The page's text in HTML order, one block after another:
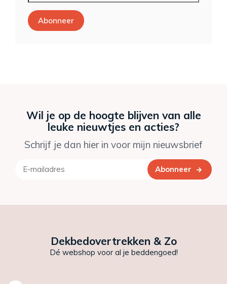
Abonneer
Wil je op de hoogte blijven van alle
leuke nieuwtjes en acties?
Schrijf je dan hier in voor mijn nieuwsbrief
Abonneer
Dekbedovertrekken & Zo
Dé webshop voor al je beddengoed!